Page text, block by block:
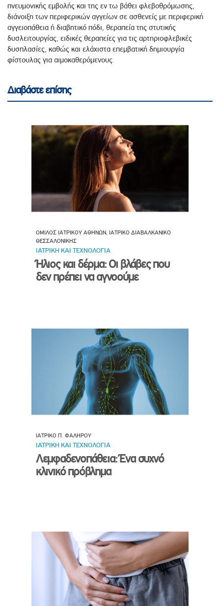
πνευμονικής εμβολής και της εν τω βάθει φλεβοθρόμωσης,
διάνοιξη των περιφερικών αγγείων σε ασθενείς με περιφερική
αγγειοπάθεια ή διαβητικό πόδι, θεραπεία της στυτικής
δυσλειτουργίας, ειδικές θεραπείες για τις αρτηριοφλεβικές
δυσπλασίες, καθώς και ελάχιστα επεμβατική δημιουργία
φίστουλας για αιμοκαθερόμενους.
Διαβάστε επίσης
ΟΜΙΛΟΣ ΙΑΤΡΙΚΟΥ ΑΘΗΝΩΝ, ΙΑΤΡΙΚΟ ΔΙΑΒΑΛΚΑΝΙΚΟ
ΘΕΣΣΑΛΟΝΙΚΗΣ
ΙΑΤΡΙΚΗ ΚΑΙ ΤΕΧΝΟΛΟΓΙΑ
Ήλιος και δέρμα: Οι βλάβες που
δεν πρέπει να αγνοούμε
ΙΑΤΡΙΚΟ Π. ΦΑΛΗΡΟΥ
ΙΑΤΡΙΚΗ ΚΑΙ ΤΕΧΝΟΛΟΓΙΑ
Λεμφαδενοπάθεια: Ένα συχνό
κλινικό πρόβλημα